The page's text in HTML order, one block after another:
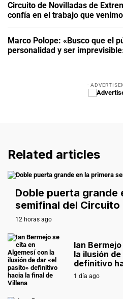
Circuito de Novilladas de
confía en el trabajo que
Marco Polope: «Busco que el
personalidad y ser
-
Related articles
Doble puerta grande
semifinal del Circuito
12 horas ago
Ian
la ilusión
definitivo
1 día ago